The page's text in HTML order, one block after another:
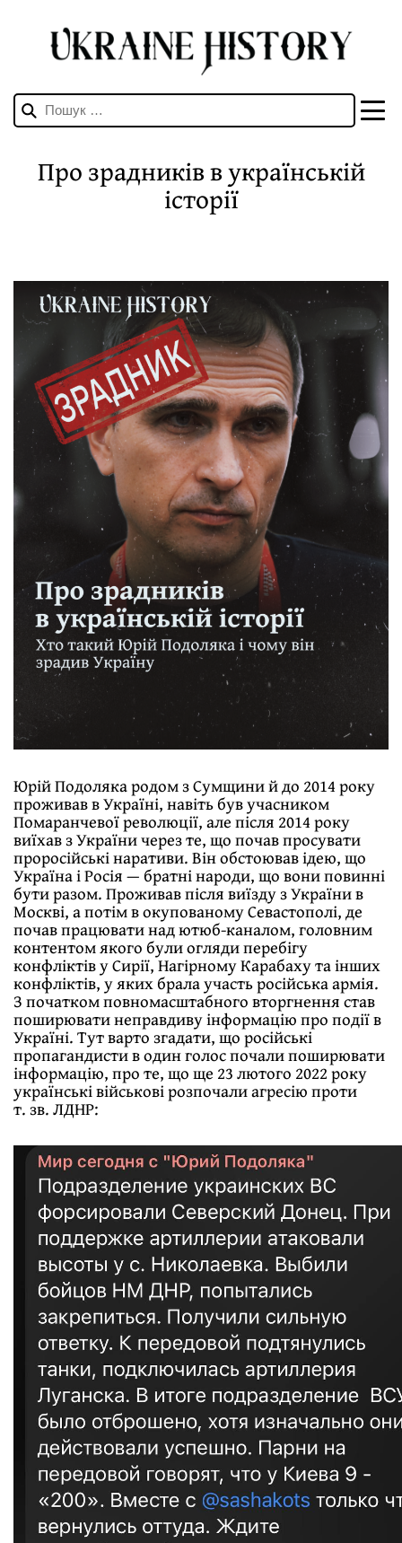
Пошук:
Про зрадників в українській
історії
Юрій Подоляка родом з Сумщини й до 2014 року
проживав в Україні, навіть був учасником
Помаранчевої революції, але після 2014 року
виїхав з України через те, що почав просувати
проросійські наративи. Він обстоював ідею, що
Україна і Росія — братні народи, що вони повинні
бути разом. Проживав після виїзду з України в
Москві, а потім в окупованому Севастополі, де
почав працювати над ютюб-каналом, головним
контентом якого були огляди перебігу
конфліктів у Сирії, Нагірному Карабаху та інших
конфліктів, у яких брала участь російська армія.
З початком повномасштабного вторгнення став
поширювати неправдиву інформацію про події в
Україні. Тут варто згадати, що російські
пропагандисти в один голос почали поширювати
інформацію, про те, що ще 23 лютого 2022 року
українські військові розпочали агресію проти
т. зв. ЛДНР: